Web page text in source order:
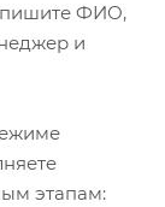
ФИО,
и
этапам: